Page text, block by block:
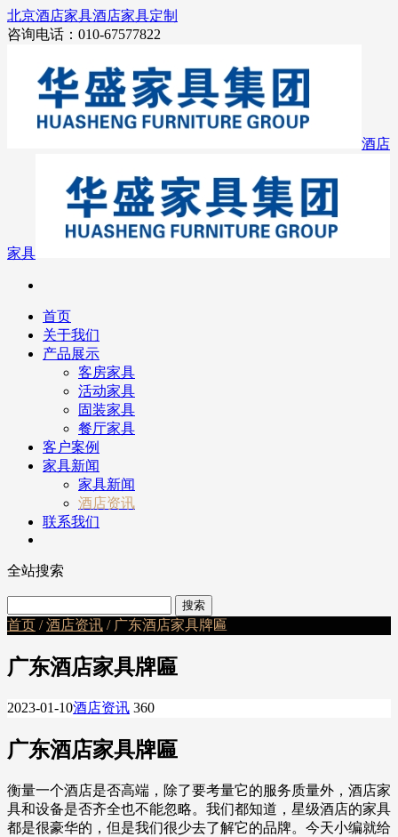
北京酒店家具酒店家具定制
咨询电话：010-67577822
酒店
家具
首页
关于我们
产品展示
客房家具
活动家具
固装家具
餐厅家具
客户案例
家具新闻
家具新闻
酒店资讯
联系我们
全站搜索
首页 /酒店资讯 / 广东酒店家具牌匾
广东酒店家具牌匾
2023-01-10酒店资讯 360
广东酒店家具牌匾
衡量一个酒店是否高端，除了要考量它的服务质量外，酒店家
具和设备是否齐全也不能忽略。我们都知道，星级酒店的家具
都是很豪华的，但是我们很少去了解它的品牌。今天小编就给